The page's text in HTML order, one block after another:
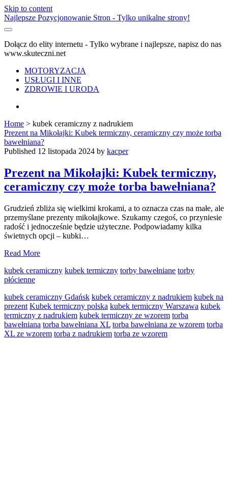
Skip to content
Najlepsze Pozycjonowanie Stron - Tylko unikalne strony!
Dołącz do elity internetu - Tylko wybrane i najlepsze, napisz do nas
www.skuteczni.net
MOTORYZACJA
USŁUGI I INNE
ZDROWIE I URODA
Home > kubek ceramiczny z nadrukiem
Tag:
<span>kubek
ceramiczny
z
nadrukiem</span>
Prezent na Mikołajki: Kubek termiczny, ceramiczny czy może torba
bawełniana?
Published 12 listopada 2024 by kacper
Prezent na Mikołajki: Kubek termiczny,
ceramiczny czy może torba bawełniana?
Grudzień zbliża się wielkimi krokami, a to oznacza czas na małe, ale
przemyślane prezenty mikołajkowe. Szukamy czegoś, co przyniesie
radość i jednocześnie będzie użyteczne. Podpowiadamy kilka
świetnych opcji – kubki…
Read MorePrezent
Mikołajki:
ceramiczny
czy
może
torba
bawełniana?
kubek ceramiczny kubek termiczny torby bawełniane torby
płócienne
kubek ceramiczny Gdańsk kubek ceramiczny z nadrukiem kubek na
prezent Kubek termiczny polska kubek termiczny Warszawa kubek
termiczny z nadrukiem kubek termiczny ze wzorem torba
bawełniana torba bawełniana XL torba bawełniana ze wzorem torba
XL ze wzorem torba z nadrukiem torba ze wzorem